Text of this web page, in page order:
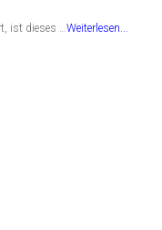
ist dieses …Weiterlesen...